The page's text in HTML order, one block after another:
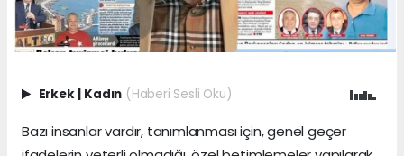
Erkek | Kadın (Haberi Sesli Oku)
Bazı insanlar vardır, tanımlanması için, genel geçer